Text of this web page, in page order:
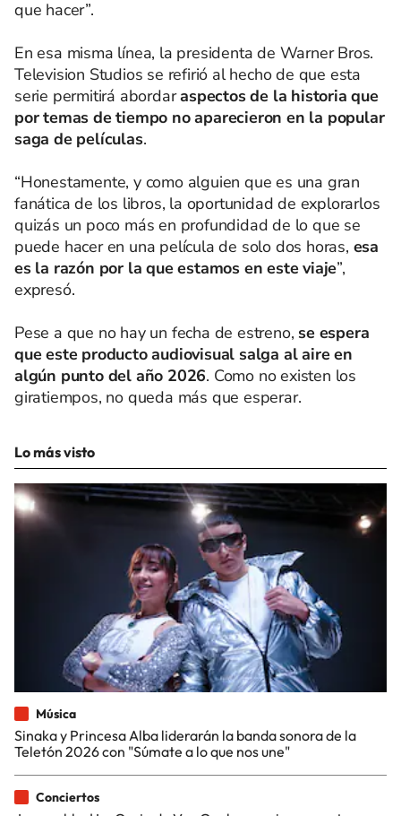
que hacer”.
En esa misma línea, la presidenta de Warner Bros.
Television Studios se refirió al hecho de que esta
serie permitirá abordaraspectos de la historia que
por temas de tiempo no aparecieron en la popular
saga de películas.
“Honestamente, y como alguien que es una gran
fanática de los libros, la oportunidad de explorarlos
quizás un poco más en profundidad de lo que se
puede hacer en una película de solo dos horas, esa
es la razón por la que estamos en este viaje”,
expresó.
Pese a que no hay un fecha de estreno, se espera
que este producto audiovisual salga al aire en
algún punto del año 2026. Como no existen los
giratiempos, no queda más que esperar.
Lo más visto
Música
Sinaka y Princesa Alba liderarán la banda sonora de la
Teletón 2026 con "Súmate a lo que nos une"
Conciertos